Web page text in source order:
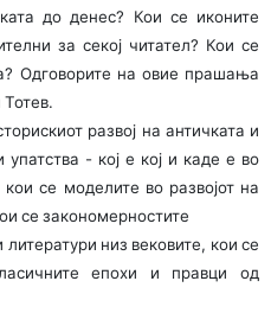
до денес? Кои се иконите
за секој читател? Кои се
Одговорите на овие прашања
развој на античката и
упатства - кој е кој и каде е во
се моделите во развојот на
се закономерностите
литератури низ вековите, кои се
епохи и правци од